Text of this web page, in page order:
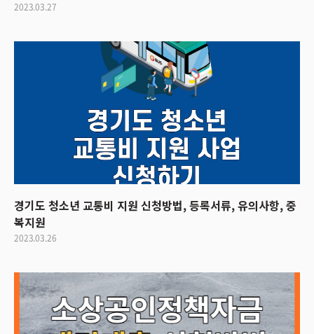
2023.03.27
경기도 청소년 교통비 지원 신청방법, 등록서류, 유의사항, 중
복지원
2023.03.26